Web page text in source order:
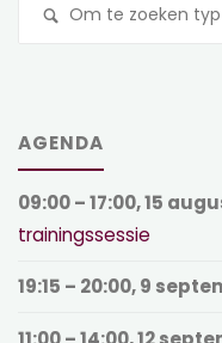
AGENDA
09:00– 17:00,15
trainingssessie
19:15 – 20:00,9